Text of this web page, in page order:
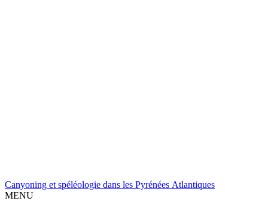
Canyoning et spéléologie dans les Pyrénées Atlantiques
MENU